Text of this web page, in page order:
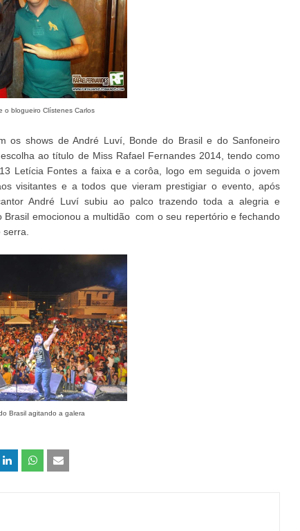
o blogueiro Clístenes Carlos
os shows de André Luví, Bonde do Brasil e do Sanfoneiro
ao título de Miss Rafael Fernandes 2014, tendo como
Letícia Fontes a faixa e a corôa, logo em seguida o jovem
visitantes e a todos que vieram prestigiar o evento, após
André Luví subiu ao palco trazendo toda a alegria e
emocionou a multidão com o seu repertório e fechando
Brasil agitando a galera